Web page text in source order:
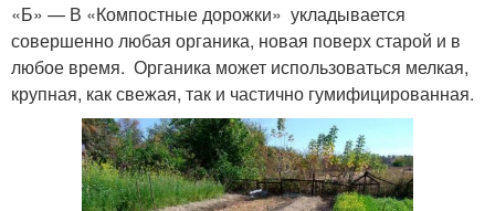
«Б» — В «Компостные дорожки» укладывается
совершенно любая органика, новая поверх старой и в
любое время. Органика может использоваться мелкая,
крупная, как свежая, так и частично гумифицированная.